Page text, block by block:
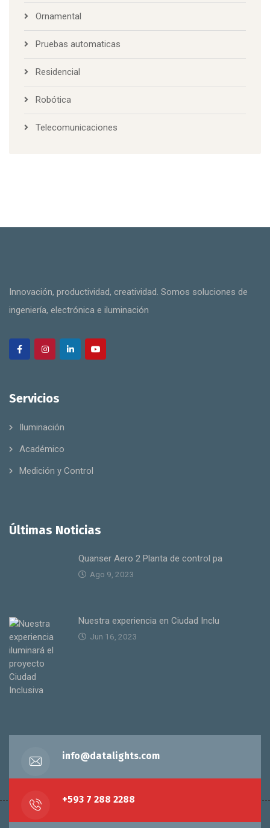
Ornamental
Pruebas automaticas
Residencial
Robótica
Telecomunicaciones
Innovación, productividad, creatividad. Somos soluciones de
ingeniería, electrónica e iluminación
Servicios
Iluminación
Académico
Medición y Control
Últimas Noticias
Quanser Aero 2 Planta de control pa
Ago 9, 2023
Nuestra experiencia en Ciudad Inclu
Jun 16, 2023
info@datalights.com
+593 7 288 2288